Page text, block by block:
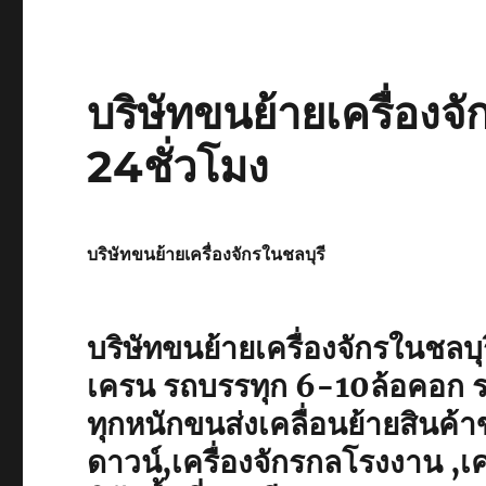
บริษัทขนย้ายเครื่อง
24ชั่วโมง
บริษัทขนย้ายเครื่องจักรในชลบุรี
บริษัทขนย้ายเครื่องจักรในชล
เครน รถบรรทุก 6-10ล้อคอก
ทุกหนักขนส่งเคลื่อนย้ายสินค้
ดาวน์,เครื่องจักรกลโรงงาน ,